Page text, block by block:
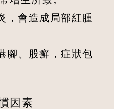
，會造成局部紅腫
腳、股癬，症狀包
因素